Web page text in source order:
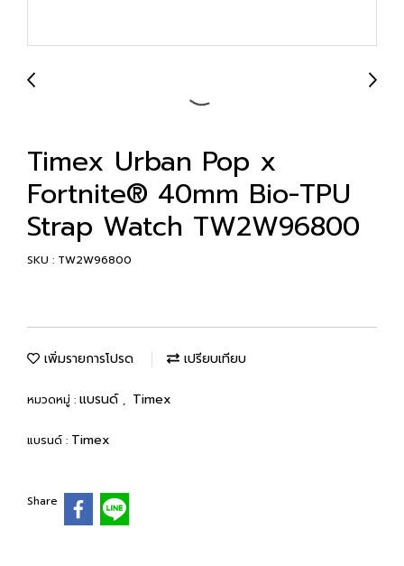
Timex Urban Pop x
Fortnite® 40mm Bio-TPU
Strap Watch TW2W96800
SKU : TW2W96800
เพิ่มรายการโปรด เปรียบเทียบ
หมวดหมู่ : แบรนด์ , Timex
แบรนด์ : Timex
Share